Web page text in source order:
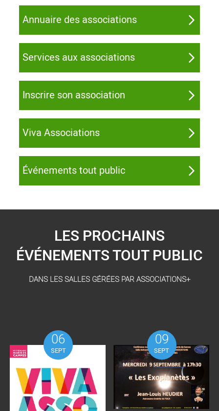
Annuaire des associations
Services aux associations
Inscrire son association
Viva Associations
Événements tout public
LES PROCHAINS
ÉVÉNEMENTS TOUT PUBLIC
DANS LES SALLES GÉRÉES PAR ASSOCIATIONS+
06
SEPT
09
SEPT